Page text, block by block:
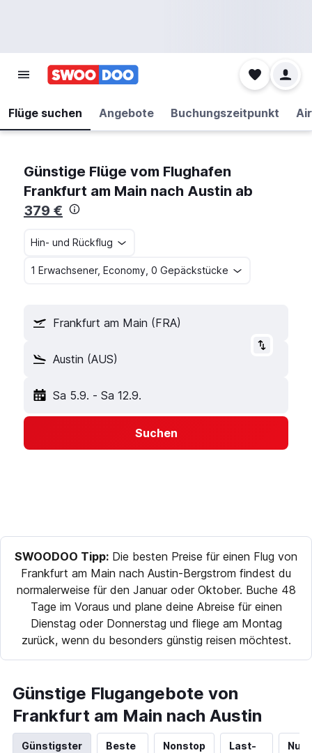
Flüge suchen Angebote Buchungszeitpunkt
Günstige Flüge vom Flughafen
Frankfurt am Main nach Austin ab
379 €
Hin- und Rückflug
1 Erwachsener, Economy, 0 Gepäckstücke
Frankfurt am Main (FRA)
Austin (AUS)
Sa 5.9. - Sa 12.9.
Suchen
SWOODOO Tipp: Die besten Preise für einen Flug von
Frankfurt am Main nach Austin-Bergstrom findest du
normalerweise für den Januar oder Oktober. Buche 48
Tage im Voraus und plane deine Abreise für einen
Dienstag oder Donnerstag und fliege am Montag
zurück, wenn du besonders günstig reisen möchtest.
Günstige Flugangebote von
Frankfurt am Main nach Austin
Günstigster
Beste
Nonstop
Last-
Nur